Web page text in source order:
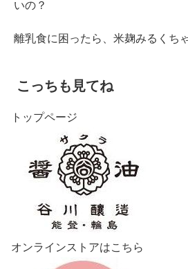
いの？
離乳食に困ったら、米麹みるくち
こっちも見てね
トップページ
オンラインストアはこちら